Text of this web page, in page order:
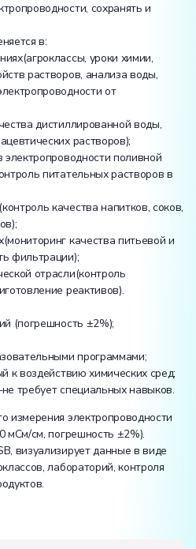
сохранять и
в:
уроки химии,
растворов, анализа воды,
от
дистиллированной воды,
растворов);
электропроводности поливной
питательных растворов в
качества напитков, соков,
качества питьевой и
фильтрации);
отрасли(контроль
реактивов).
(погрешность ±2%);
программами;
к воздействию химических сред;
требует специальных навыков.
измерения электропроводности
мСм/см, погрешность ±2%).
визуализирует данные в виде
лабораторий, контроля